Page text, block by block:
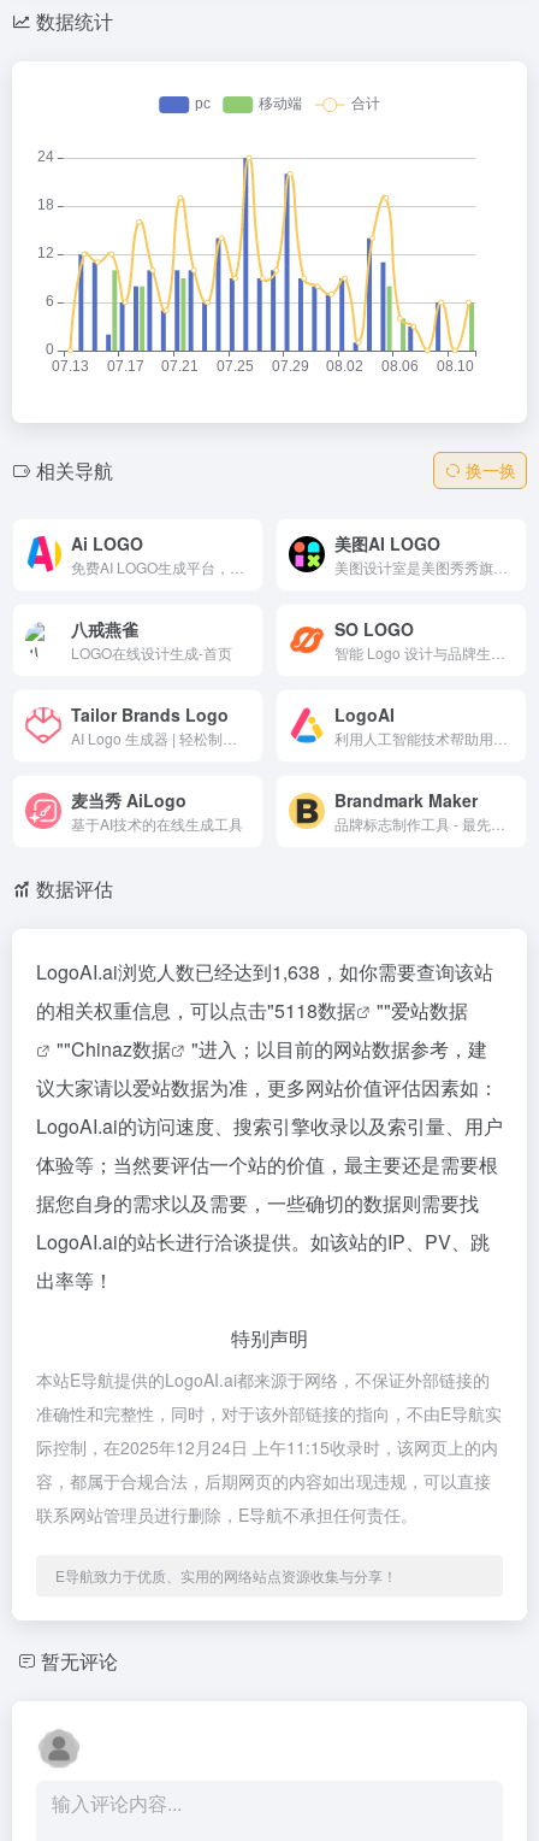
数据统计
相关导航 换一换
Ai LOGO 美图AI LOGO
八戒燕雀
LOGO在线设计生成-首页
SO LOGO
Tailor Brands Logo LogoAI
麦当秀 AiLogo
基于AI技术的在线生成工具
Brandmark Maker
数据评估
LogoAI.ai浏览人数已经达到1,638，如你需要查询该站
的相关权重信息，可以点击"5118数据 ""爱站数据
""Chinaz数据
"进入；以目前的网站数据参考，建
议大家请以爱站数据为准，更多网站价值评估因素如：
LogoAI.ai的访问速度、搜索引擎收录以及索引量、用户
体验等；当然要评估一个站的价值，最主要还是需要根
据您自身的需求以及需要，一些确切的数据则需要找
LogoAI.ai的站长进行洽谈提供。如该站的IP、PV、跳
出率等！
特别声明
本站E导航提供的LogoAI.ai都来源于网络，不保证外部链接的
准确性和完整性，同时，对于该外部链接的指向，不由E导航实
际控制，在2025年12月24日 上午11:15收录时，该网页上的内
容，都属于合规合法，后期网页的内容如出现违规，可以直接
联系网站管理员进行删除，E导航不承担任何责任。
E导航致力于优质、实用的网络站点资源收集与分享！
暂无评论